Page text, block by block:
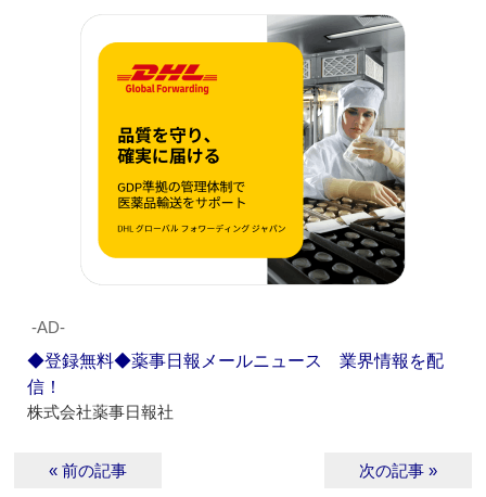
‐AD‐
◆登録無料◆薬事日報メールニュース 業界情報を配
信！
株式会社薬事日報社
« 前の記事 次の記事 »